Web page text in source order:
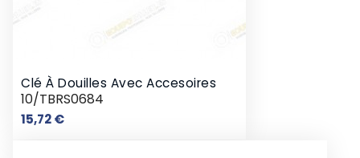
Clé À Douilles Avec Accesoires
10/TBRS0684
15,72 €Prix